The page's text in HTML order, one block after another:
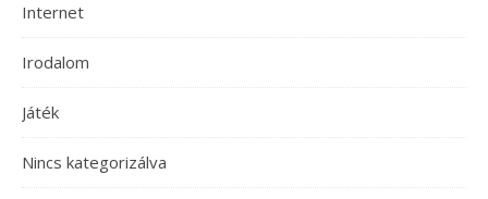
Internet
Irodalom
Játék
Nincs kategorizálva